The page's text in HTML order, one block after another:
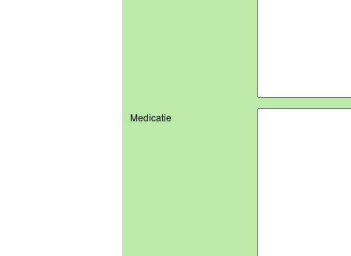
Medicatie